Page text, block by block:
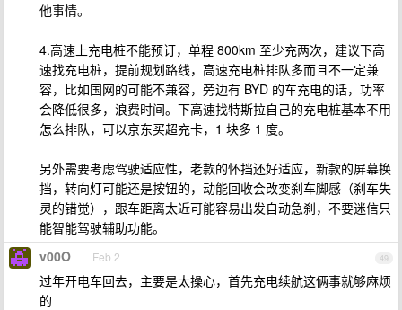
他事情。
4.高速上充电桩不能预订，单程 800km 至少充两次，建议下高
速找充电桩，提前规划路线，高速充电桩排队多而且不一定兼
容，比如国网的可能不兼容，旁边有 BYD 的车充电的话，功率
会降低很多，浪费时间。下高速找特斯拉自己的充电桩基本不用
怎么排队，可以京东买超充卡，1 块多 1 度。
另外需要考虑驾驶适应性，老款的怀挡还好适应，新款的屏幕换
挡，转向灯可能还是按钮的，动能回收会改变刹车脚感（刹车失
灵的错觉），跟车距离太近可能容易出发自动急刹，不要迷信只
能智能驾驶辅助功能。
49
v00O Feb 2
过年开电车回去，主要是太操心，首先充电续航这俩事就够麻烦
的